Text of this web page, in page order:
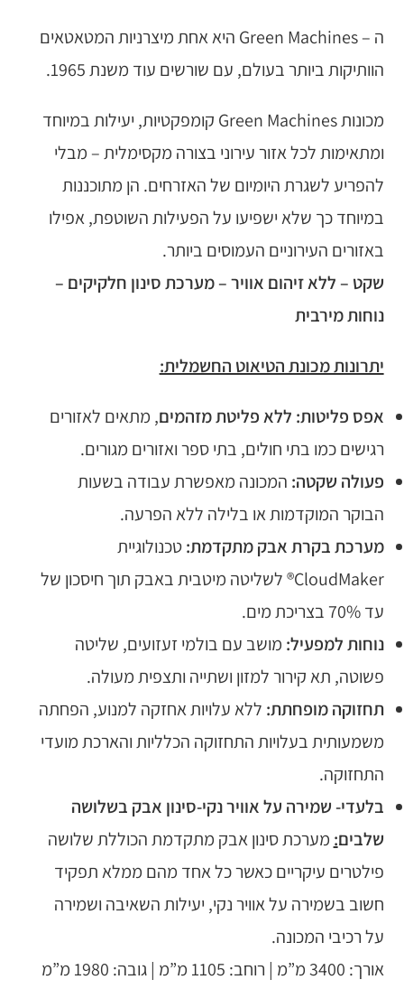
ה – Green Machines היא אחת מיצרניות המטאטאים
הוותיקות ביותר בעולם, עם שורשים עוד משנת 1965.
מכונות Green Machines קומפקטיות, יעילות במיוחד
ומתאימות לכל אזור עירוני בצורה מקסימלית – מבלי
להפריע לשגרת היומיום של האזרחים. הן מתוכננות
במיוחד כך שלא ישפיעו על הפעילות השוטפת, אפילו
באזורים העירוניים העמוסים ביותר.
שקט – ללא זיהום אוויר – מערכת סינון חלקיקים –
נוחות מירבית
יתרונות מכונת הטיאוט החשמלית:
אפס פליטות: ללא פליטת מזהמים, מתאים לאזורים
רגישים כמו בתי חולים, בתי ספר ואזורים מגורים.
פעולה שקטה: המכונה מאפשרת עבודה בשעות
הבוקר המוקדמות או בלילה ללא הפרעה.
מערכת בקרת אבק מתקדמת:טכנולוגיית
CloudMaker® לשליטה מיטבית באבק תוך חיסכון של
עד 70% בצריכת מים.
נוחות למפעיל: מושב עם בולמי זעזועים, שליטה
פשוטה, תא קירור למזון ושתייה ותצפית מעולה.
תחזוקה מופחתת: ללא עלויות אחזקה למנוע, הפחתה
משמעותית בעלויות התחזוקה הכלליות והארכת מועדי
התחזוקה.
בלעדי- שמירה על אוויר נקי-סינון אבק בשלושה
שלבים: מערכת סינון אבק מתקדמת הכוללת שלושה
פילטרים עיקריים כאשר כל אחד מהם ממלא תפקיד
חשוב בשמירה על אוויר נקי, יעילות השאיבה ושמירה
על רכיבי המכונה.
אורך: 3400 מ”מ | רוחב: 1105 מ”מ | גובה: 1980 מ”מ